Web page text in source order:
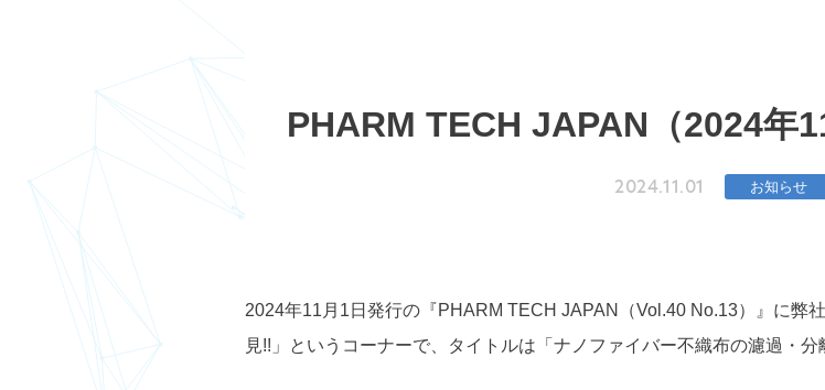
PHARM TECH JAPAN（2024年
2024.11.01 お知らせ
2024年11月1日発行の『PHARM TECH JAPAN（Vol.40 No.13）
』に弊
見!!」というコーナーで、タイトルは「ナノファイバー不織布の濾過・